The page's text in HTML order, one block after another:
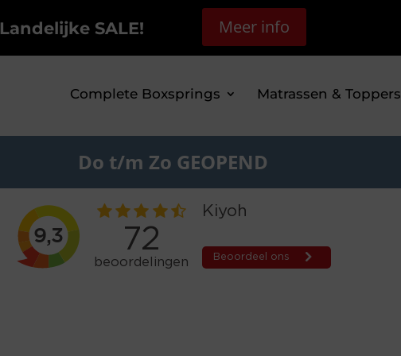
Landelijke SALE! Meer info
Complete Boxsprings Matrassen & Toppers
Do t/m Zo GEOPEND